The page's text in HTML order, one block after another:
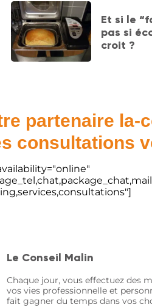
Et si le
pas si
croit ?
partenaire la-
consultations
Le Conseil Malin
Chaque jour, vous effectuez des
vos vies professionnelle et
fait gagner du temps dans vos